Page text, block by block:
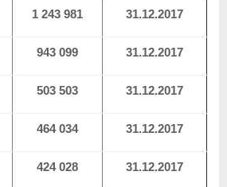
1 243 981 31.12.2017
943 099 31.12.2017
503 503 31.12.2017
464 034 31.12.2017
424 028 31.12.2017